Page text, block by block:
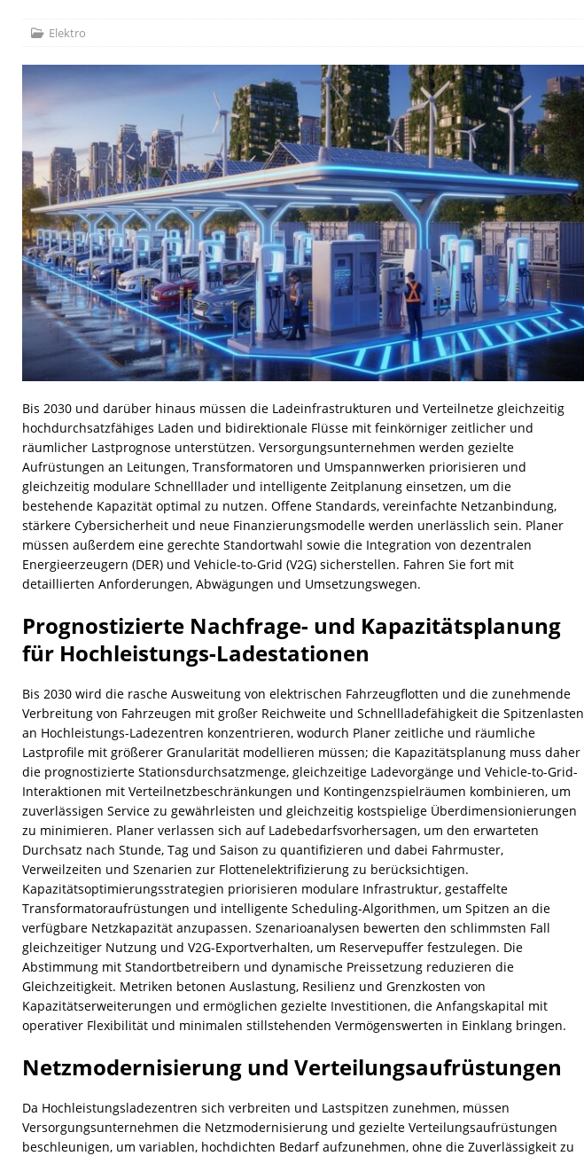
Elektro
Bis 2030 und darüber hinaus müssen die Ladeinfrastrukturen und Verteilnetze gleichzeitig
hochdurchsatzfähiges Laden und bidirektionale Flüsse mit feinkörniger zeitlicher und
räumlicher Lastprognose unterstützen. Versorgungsunternehmen werden gezielte
Aufrüstungen an Leitungen, Transformatoren und Umspannwerken priorisieren und
gleichzeitig modulare Schnelllader und intelligente Zeitplanung einsetzen, um die
bestehende Kapazität optimal zu nutzen. Offene Standards, vereinfachte Netzanbindung,
stärkere Cybersicherheit und neue Finanzierungsmodelle werden unerlässlich sein. Planer
müssen außerdem eine gerechte Standortwahl sowie die Integration von dezentralen
Energieerzeugern (DER) und Vehicle-to-Grid (V2G) sicherstellen. Fahren Sie fort mit
detaillierten Anforderungen, Abwägungen und Umsetzungswegen.
Prognostizierte Nachfrage- und Kapazitätsplanung
für Hochleistungs-Ladestationen
Bis 2030 wird die rasche Ausweitung von elektrischen Fahrzeugflotten und die zunehmende
Verbreitung von Fahrzeugen mit großer Reichweite und Schnellladefähigkeit die Spitzenlasten
an Hochleistungs-Ladezentren konzentrieren, wodurch Planer zeitliche und räumliche
Lastprofile mit größerer Granularität modellieren müssen; die Kapazitätsplanung muss daher
die prognostizierte Stationsdurchsatzmenge, gleichzeitige Ladevorgänge und Vehicle-to-Grid-
Interaktionen mit Verteilnetzbeschränkungen und Kontingenzspielräumen kombinieren, um
zuverlässigen Service zu gewährleisten und gleichzeitig kostspielige Überdimensionierungen
zu minimieren. Planer verlassen sich auf Ladebedarfsvorhersagen, um den erwarteten
Durchsatz nach Stunde, Tag und Saison zu quantifizieren und dabei Fahrmuster,
Verweilzeiten und Szenarien zur Flottenelektrifizierung zu berücksichtigen.
Kapazitätsoptimierungsstrategien priorisieren modulare Infrastruktur, gestaffelte
Transformatoraufrüstungen und intelligente Scheduling-Algorithmen, um Spitzen an die
verfügbare Netzkapazität anzupassen. Szenarioanalysen bewerten den schlimmsten Fall
gleichzeitiger Nutzung und V2G-Exportverhalten, um Reservepuffer festzulegen. Die
Abstimmung mit Standortbetreibern und dynamische Preissetzung reduzieren die
Gleichzeitigkeit. Metriken betonen Auslastung, Resilienz und Grenzkosten von
Kapazitätserweiterungen und ermöglichen gezielte Investitionen, die Anfangskapital mit
operativer Flexibilität und minimalen stillstehenden Vermögenswerten in Einklang bringen.
Netzmodernisierung und Verteilungsaufrüstungen
Da Hochleistungsladezentren sich verbreiten und Lastspitzen zunehmen, müssen
Versorgungsunternehmen die Netzmodernisierung und gezielte Verteilungsaufrüstungen
beschleunigen, um variablen, hochdichten Bedarf aufzunehmen, ohne die Zuverlässigkeit zu